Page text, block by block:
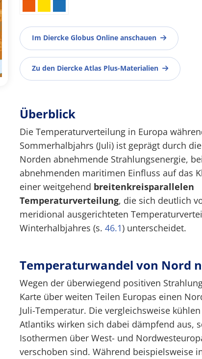
Im Diercke Globus Online anschauen
Zu den Diercke Atlas Plus-Materialien
Überblick
Die Temperaturverteilung in Europa
Sommerhalbjahrs (Juli) ist geprägt durch
Norden abnehmende Strahlungsenergie,
abnehmenden maritimen Einfluss auf das
einer weitgehend breitenkreisparallelen
Temperaturverteilung, die sich deutlich
meridional ausgerichteten
Winterhalbjahres (s. 46.1) unterscheidet.
Temperaturwandel von Nord
Wegen der überwiegend positiven
Karte über weiten Teilen Europas einen
Juli-Temperatur. Die vergleichsweise
Atlantiks wirken sich dabei dämpfend aus,
Isothermen über West- und
verschoben sind. Während beispielsweise